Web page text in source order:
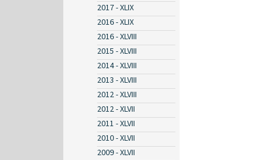
2017 - XLIX
2016 - XLIX
2016 - XLVIII
2015 - XLVIII
2014 - XLVIII
2013 - XLVIII
2012 - XLVIII
2012 - XLVII
2011 - XLVII
2010 - XLVII
2009 - XLVII